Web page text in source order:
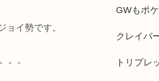
イ勢です。
。。
GWもポケ
クレイバ
トリプレ